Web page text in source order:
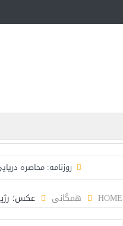
روزنامه: محاصره
مقام آمریکایی:
HOME همگانی عکس؛